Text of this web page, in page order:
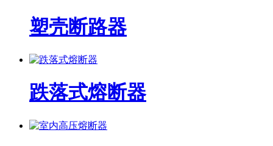
塑壳断路器
跌落式熔断器